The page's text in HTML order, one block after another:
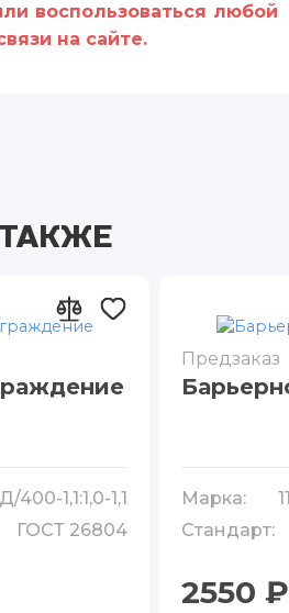
воспользоваться любой
на сайте.
400-1,1:1,0-1,1
ГОСТ 26804
Предзаказ
Марка:
Стандарт:
2550 ₽